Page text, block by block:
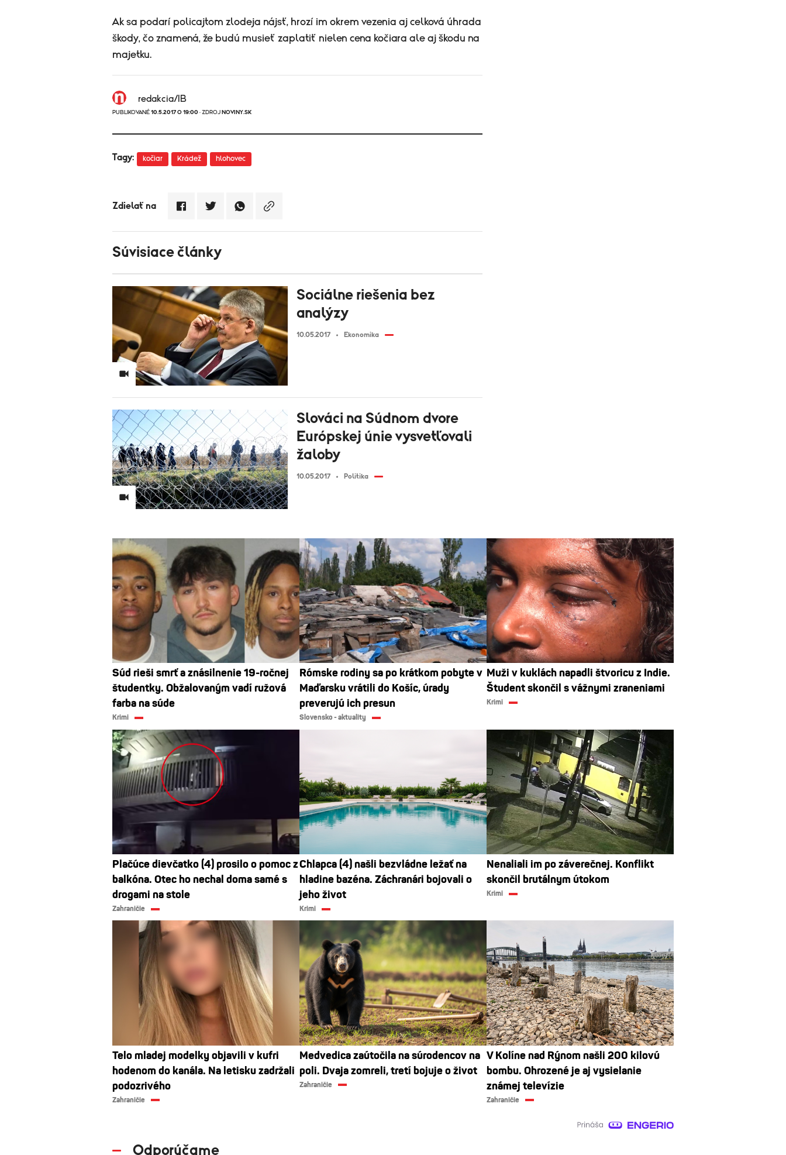
Ak sa podarí policajtom zlodeja nájsť, hrozí im okrem vezenia aj celková úhrada
škody, čo znamená, že budú musieť zaplatiť nielen cena kočiara ale aj škodu na
majetku.
redakcia/IB
PUBLIKOVANÉ 10.5.2017 O 19:00 · ZDROJ NOVINY.SK
Tagy: kočiar Krádež hlohovec
Zdielať na
Súvisiace články
Sociálne riešenia bez
analýzy
10.05.2017 Ekonomika
Slováci na Súdnom dvore
Európskej únie vysvetľovali
žaloby
10.05.2017 Politika
Súd rieši smrť a znásilnenie 19-ročnej
študentky. Obžalovaným vadí ružová
farba na súde
Krimi
Rómske rodiny sa po krátkom pobyte v
Maďarsku vrátili do Košíc, úrady
preverujú ich presun
Slovensko - aktuality
Muži v kuklách napadli štvoricu z Indie.
Študent skončil s vážnymi zraneniami
Krimi
Plačúce dievčatko (4) prosilo o pomoc z
balkóna. Otec ho nechal doma samé s
drogami na stole
Zahraničie
Chlapca (4) našli bezvládne ležať na
hladine bazéna. Záchranári bojovali o
jeho život
Krimi
Nenaliali im po záverečnej. Konflikt
skončil brutálnym útokom
Krimi
Telo mladej modelky objavili v kufri
hodenom do kanála. Na letisku zadržali
podozrivého
Zahraničie
Medvedica zaútočila na súrodencov na
poli. Dvaja zomreli, tretí bojuje o život
Zahraničie
V Kolíne nad Rýnom našli 200 kilovú
bombu. Ohrozené je aj vysielanie
známej televízie
Zahraničie
Odporúčame